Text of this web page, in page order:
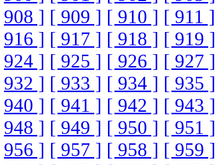
908 ] [ 909 ] [ 910 ] [ 911 ]
916 ] [ 917 ] [ 918 ] [ 919 ]
924 ] [ 925 ] [ 926 ] [ 927 ]
932 ] [ 933 ] [ 934 ] [ 935 ]
940 ] [ 941 ] [ 942 ] [ 943 ]
948 ] [ 949 ] [ 950 ] [ 951 ]
956 ] [ 957 ] [ 958 ] [ 959 ]